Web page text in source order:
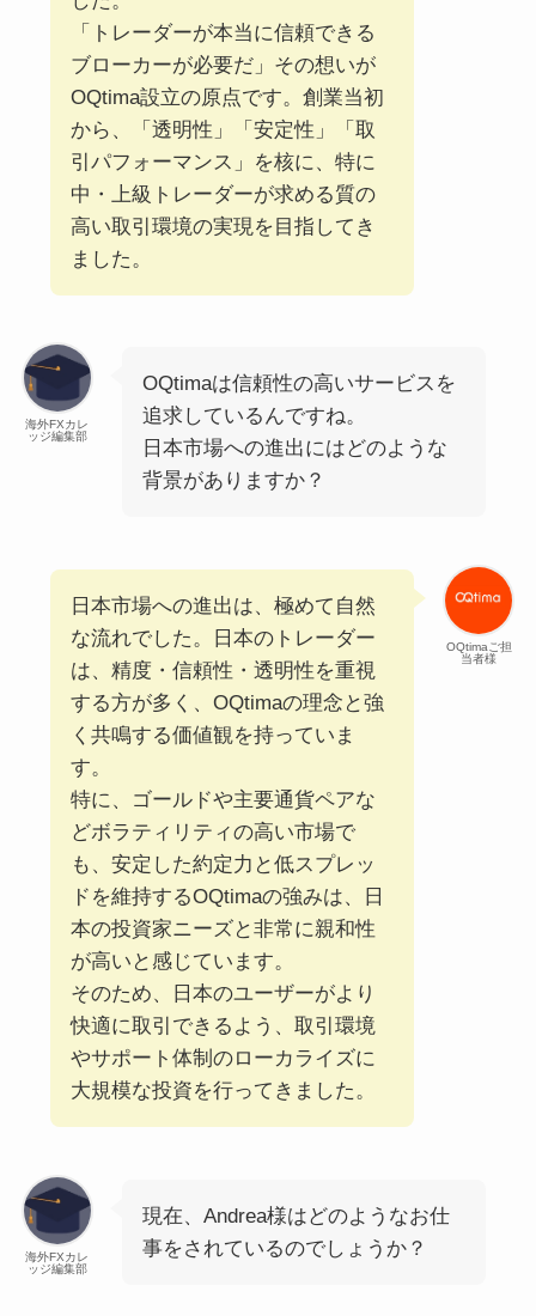
「トレーダーが本当に信頼できる
ブローカーが必要だ」その想いが
OQtima設立の原点です。創業当初
から、「透明性」「安定性」「取
引パフォーマンス」を核に、特に
中・上級トレーダーが求める質の
高い取引環境の実現を目指してき
ました。
海外FXカレ
ッジ編集部
OQtimaは信頼性の高いサービスを
追求しているんですね。
日本市場への進出にはどのような
背景がありますか？
OQtimaご担
当者様
日本市場への進出は、極めて自然
な流れでした。日本のトレーダー
は、精度・信頼性・透明性を重視
する方が多く、OQtimaの理念と強
く共鳴する価値観を持っていま
す。
特に、ゴールドや主要通貨ペアな
どボラティリティの高い市場で
も、安定した約定力と低スプレッ
ドを維持するOQtimaの強みは、日
本の投資家ニーズと非常に親和性
が高いと感じています。
そのため、日本のユーザーがより
快適に取引できるよう、取引環境
やサポート体制のローカライズに
大規模な投資を行ってきました。
海外FXカレ
ッジ編集部
現在、Andrea様はどのようなお仕
事をされているのでしょうか？